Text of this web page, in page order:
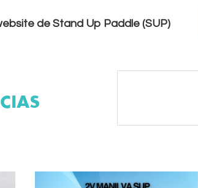
de Stand Up Paddle (SUP)